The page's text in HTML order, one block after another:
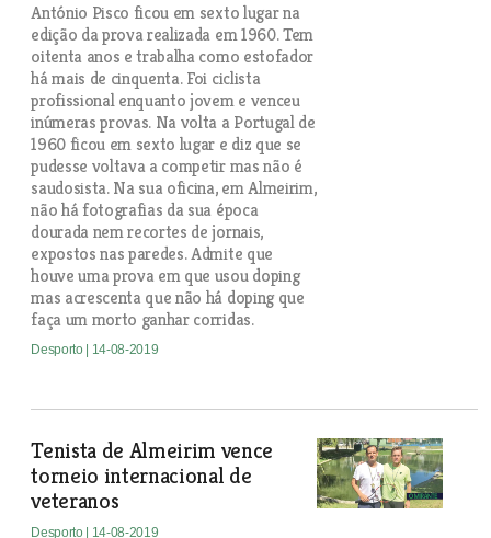
António Pisco ficou em sexto lugar na
edição da prova realizada em 1960. Tem
oitenta anos e trabalha como estofador
há mais de cinquenta. Foi ciclista
profissional enquanto jovem e venceu
inúmeras provas. Na volta a Portugal de
1960 ficou em sexto lugar e diz que se
pudesse voltava a competir mas não é
saudosista. Na sua oficina, em Almeirim,
não há fotografias da sua época
dourada nem recortes de jornais,
expostos nas paredes. Admite que
houve uma prova em que usou doping
mas acrescenta que não há doping que
faça um morto ganhar corridas.
Desporto | 14-08-2019
Tenista de Almeirim vence
torneio internacional de
veteranos
Desporto | 14-08-2019